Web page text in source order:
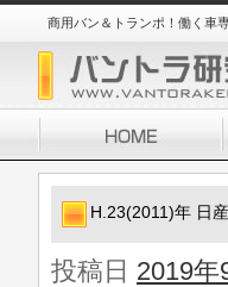
商用バン＆トランポ！働く車
H.23(2011)年 日
投稿日 2019年